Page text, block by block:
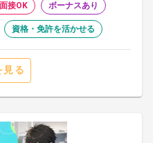
接OK ボーナスあり
資格・免許を活かせる
見る